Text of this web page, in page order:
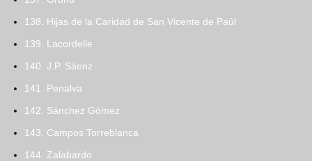
138. Hijas de la Caridad de San Vicente de Paúl
139. Lacordelle
140. J.P. Sáenz
141. Penalva
142. Sánchez Gómez
143. Campos Torreblanca
144. Zalabardo